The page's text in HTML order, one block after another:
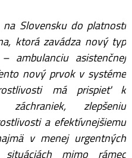
Slovensku do platnosti
ktorá zavádza nový typ
ambulanciu asistenčnej
nový prvok v systéme
má prispieť k
záchraniek, zlepšeniu
a efektívnejšiemu
v menej urgentných
mimo rámec